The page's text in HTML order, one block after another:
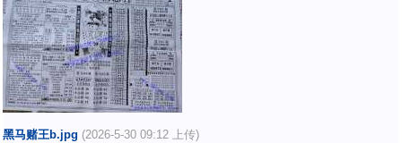
黑马赌王b.jpg (2026-5-30 09:12 上传)